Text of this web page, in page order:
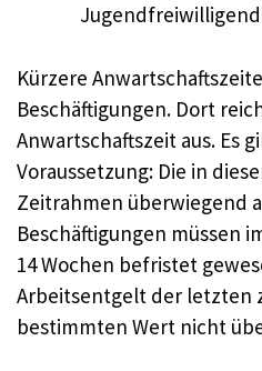
Kürzere
Beschäftigungen. Dort
Anwartschaftszeit aus. Es
Voraussetzung: Die in
Zeitrahmen überwiegend
Beschäftigungen müssen
14 Wochen befristet
Arbeitsentgelt der letzten
bestimmten Wert nicht